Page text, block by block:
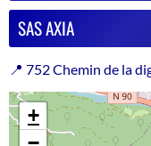
SAS AXIA
📍 752 Chemin de la
+